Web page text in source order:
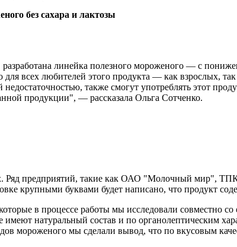
линейка полезного мороженого — с
всех любителей этого продукта — как взрослых,
также смогут употреблять этот
продукции", — рассказала Ольга Сотченко.
Ряд предприятий, такие как ОАО "Молочный мир",
крупными буквами будет написано, что продукт
в процессе работы мы исследовали совместно
натуральный состав и по органолептическим
мороженого мы сделали вывод, что по вкусовым